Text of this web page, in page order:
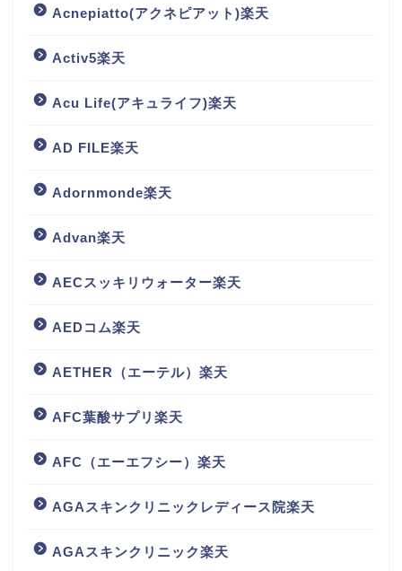
Acnepiatto(アクネピアット)楽天
Activ5楽天
Acu Life(アキュライフ)楽天
AD FILE楽天
Adornmonde楽天
Advan楽天
AECスッキリウォーター楽天
AEDコム楽天
AETHER（エーテル）楽天
AFC葉酸サプリ楽天
AFC（エーエフシー）楽天
AGAスキンクリニックレディース院楽天
AGAスキンクリニック楽天